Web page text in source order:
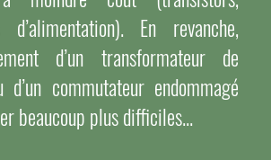
d’alimentation). En revanche,
d’un transformateur de
d’un commutateur endommagé
beaucoup plus difficiles...